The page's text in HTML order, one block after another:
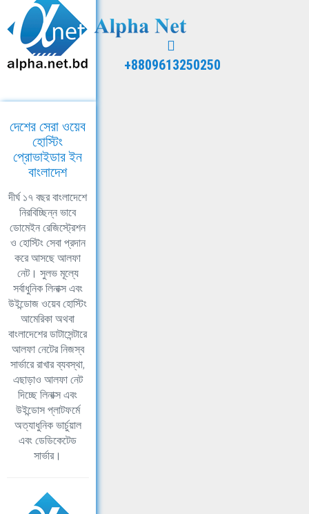
+8809613250250
দেশের সেরা ওয়েব
হোস্টিং
প্রোভাইডার ইন
বাংলাদেশ
দীর্ঘ ১৭ বছর বাংলাদেশে
নিরবিচ্ছিন্ন ভাবে
ডোমেইন রেজিস্ট্রেশন
ও হোস্টিং সেবা প্রদান
করে আসছে আলফা
নেট। সুলভ মূল্যে
সর্বাধুনিক লিনাক্স এবং
উইন্ডোজ ওয়েব হোস্টিং
আমেরিকা অথবা
বাংলাদেশের ডাটাসেন্টারে
আলফা নেটের নিজস্ব
সার্ভারে রাখার ব্যবস্থা,
এছাড়াও আলফা নেট
দিচ্ছে লিনাক্স এবং
উইন্ডোস প্লাটফর্মে
অত্যাধুনিক ভার্চুয়াল
এবং ডেডিকেটেড
সার্ভার।